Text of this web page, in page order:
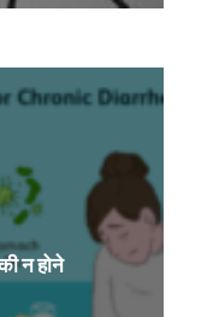
न होने